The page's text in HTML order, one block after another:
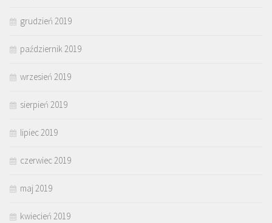
grudzień 2019
październik 2019
wrzesień 2019
sierpień 2019
lipiec 2019
czerwiec 2019
maj 2019
kwiecień 2019